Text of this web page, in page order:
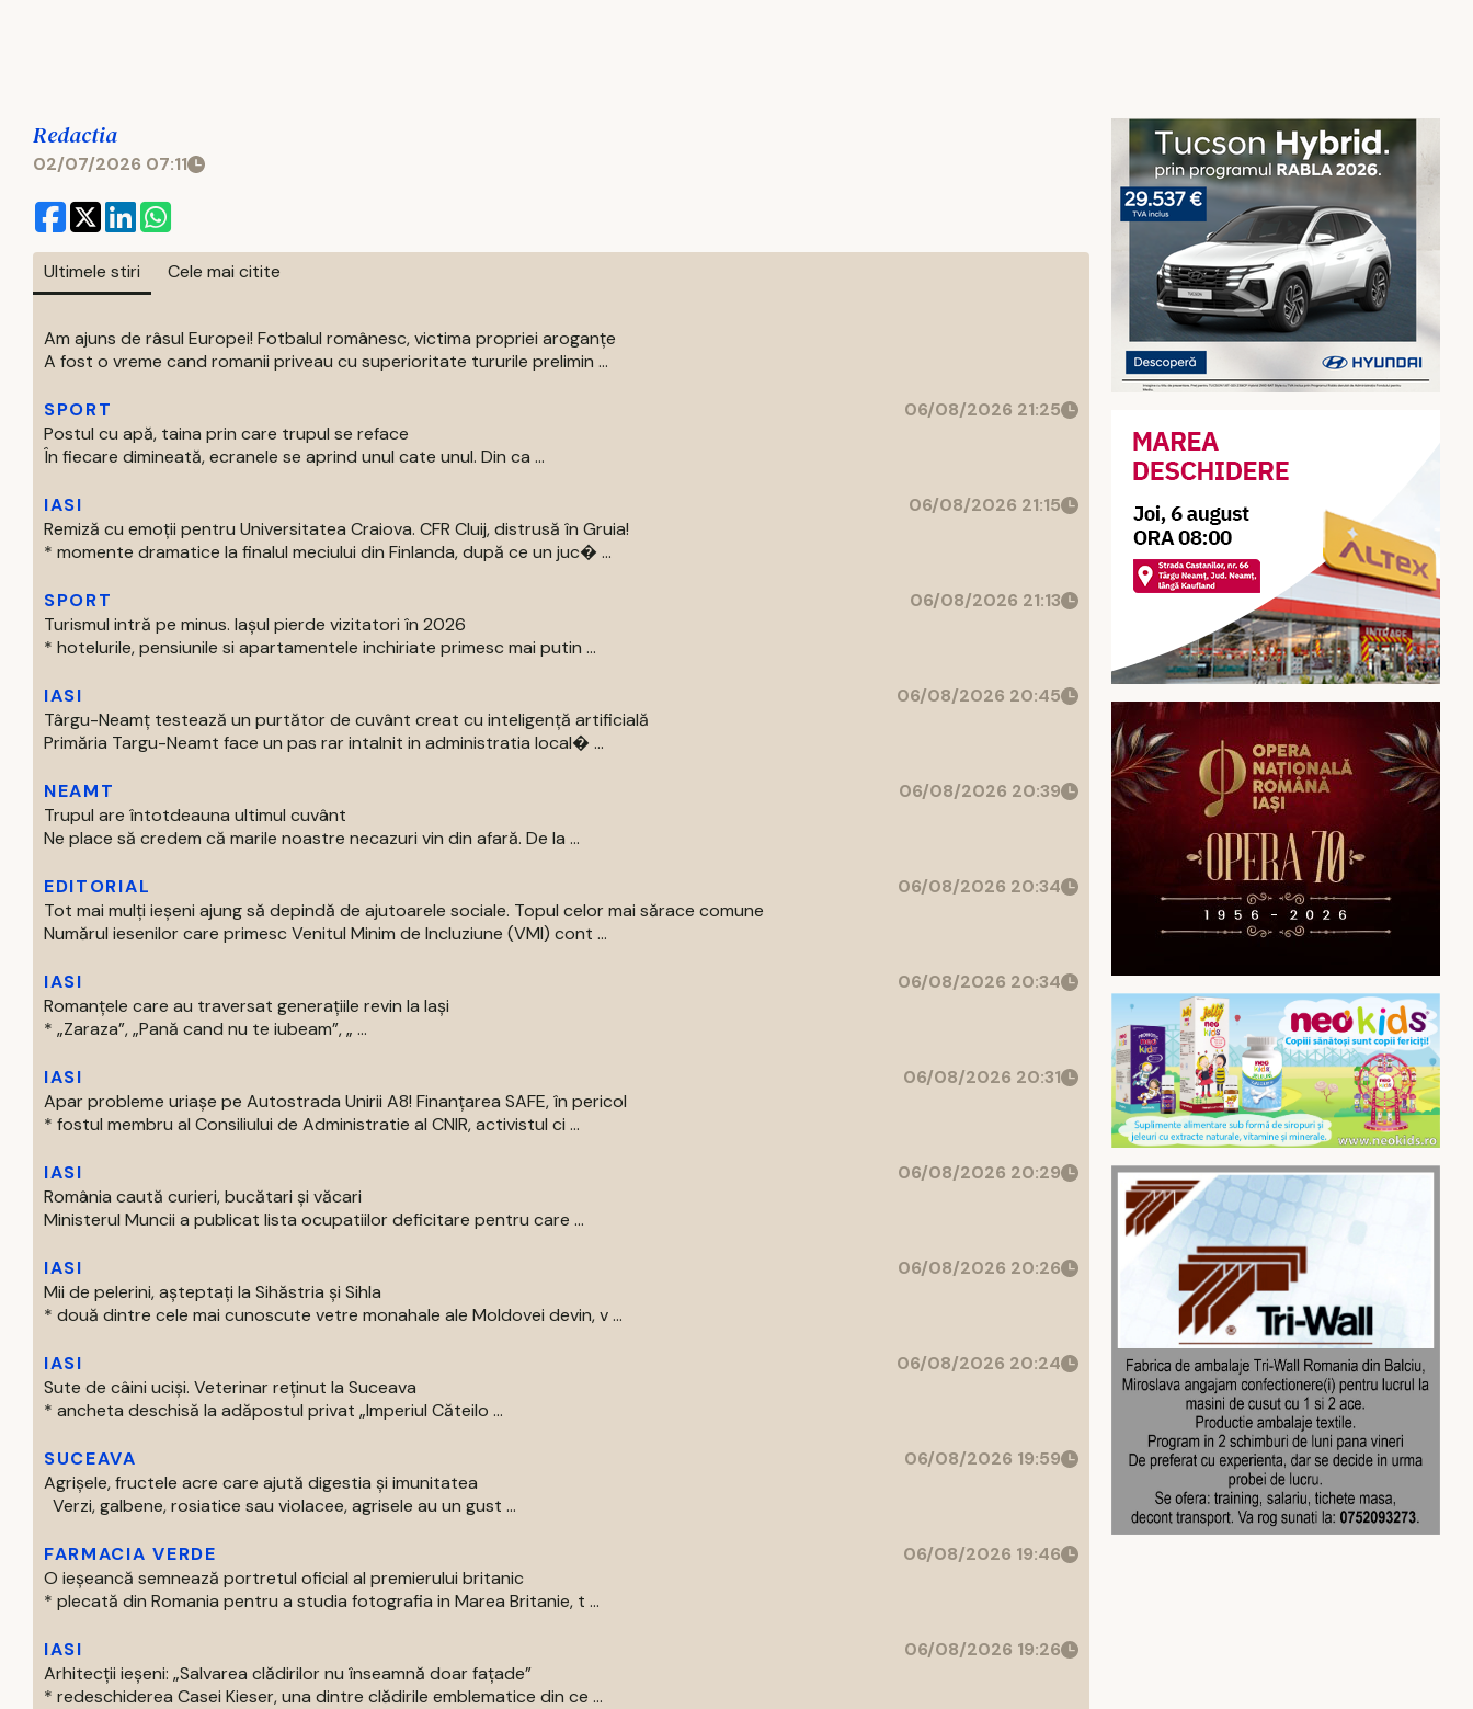
Redactia
02/07/2026 07:11
Ultimele stiri Cele mai citite
Am ajuns de râsul Europei! Fotbalul românesc, victima propriei aroganțe
A fost o vreme cand romanii priveau cu superioritate tururile prelimin ...
SPORT
06/08/2026 21:25
Postul cu apă, taina prin care trupul se reface
În fiecare dimineată, ecranele se aprind unul cate unul. Din ca ...
IASI
06/08/2026 21:15
Remiză cu emoții pentru Universitatea Craiova. CFR Cluij, distrusă în Gruia!
* momente dramatice la finalul meciului din Finlanda, după ce un juc� ...
SPORT
06/08/2026 21:13
Turismul intră pe minus. Iașul pierde vizitatori în 2026
* hotelurile, pensiunile si apartamentele inchiriate primesc mai putin ...
IASI
06/08/2026 20:45
Târgu-Neamț testează un purtător de cuvânt creat cu inteligență artificială
Primăria Targu-Neamt face un pas rar intalnit in administratia local� ...
NEAMT
06/08/2026 20:39
Trupul are întotdeauna ultimul cuvânt
Ne place să credem că marile noastre necazuri vin din afară. De la ...
EDITORIAL
06/08/2026 20:34
Tot mai mulți ieșeni ajung să depindă de ajutoarele sociale. Topul celor mai sărace comune
Numărul iesenilor care primesc Venitul Minim de Incluziune (VMI) cont ...
IASI
06/08/2026 20:34
Romanțele care au traversat generațiile revin la Iași
* „Zaraza”, „Pană cand nu te iubeam”, „ ...
IASI
06/08/2026 20:31
Apar probleme uriașe pe Autostrada Unirii A8! Finanțarea SAFE, în pericol
* fostul membru al Consiliului de Administratie al CNIR, activistul ci ...
IASI
06/08/2026 20:29
România caută curieri, bucătari și văcari
Ministerul Muncii a publicat lista ocupatiilor deficitare pentru care ...
IASI
06/08/2026 20:26
Mii de pelerini, așteptați la Sihăstria și Sihla
* două dintre cele mai cunoscute vetre monahale ale Moldovei devin, v ...
IASI
06/08/2026 20:24
Sute de câini uciși. Veterinar reținut la Suceava
* ancheta deschisă la adăpostul privat „Imperiul Căteilo ...
SUCEAVA
06/08/2026 19:59
Agrișele, fructele acre care ajută digestia și imunitatea
Verzi, galbene, rosiatice sau violacee, agrisele au un gust ...
FARMACIA VERDE
06/08/2026 19:46
O ieșeancă semnează portretul oficial al premierului britanic
* plecată din Romania pentru a studia fotografia in Marea Britanie, t ...
IASI
06/08/2026 19:26
Arhitecții ieșeni: „Salvarea clădirilor nu înseamnă doar fațade”
* redeschiderea Casei Kieser, una dintre clădirile emblematice din ce ...